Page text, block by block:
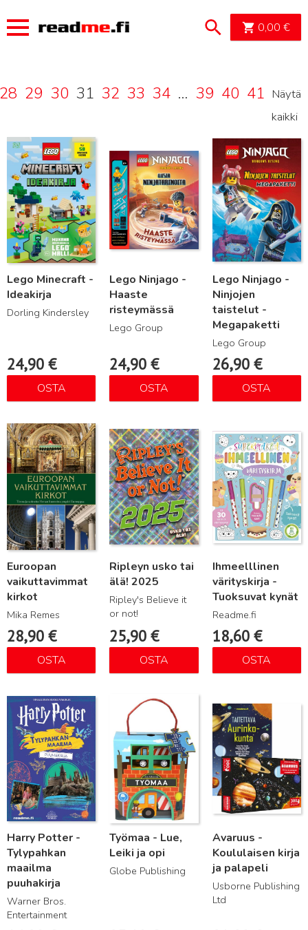
0,00 €
28 29 30 31 32 33 34 … 39 40 41 Näytä
kaikki
Lego Minecraft -
Ideakirja
Dorling Kindersley
24,90 €
OSTA
Lue lisää
Lego Ninjago -
Haaste
risteymässä
Lego Group
24,90€
OSTA
Lego Ninjago -
Ninjojen
taistelut -
Megapaketti
Lego Group
26,90 €
OSTA
Lue lisää
Euroopan
vaikuttavimmat
kirkot
Mika Remes
28,90 €
OSTA
Lue lisää
Ripleyn usko tai
älä! 2025
Ripley's Believe it
or not!
25,90€
OSTA
Lue lisää
Ihmeelllinen
värityskirja -
Tuoksuvat kynät
Readme.fi
18,60 €
OSTA
Lue lisää
Harry Potter -
Tylypahkan
maailma
puuhakirja
Warner Bros.
Entertainment
Lue lisää
Työmaa - Lue,
Leiki ja opi
Globe Publishing
Lue lisää
Avaruus -
Koululaisen kirja
ja palapeli
Usborne Publishing
Ltd
Lue lisää